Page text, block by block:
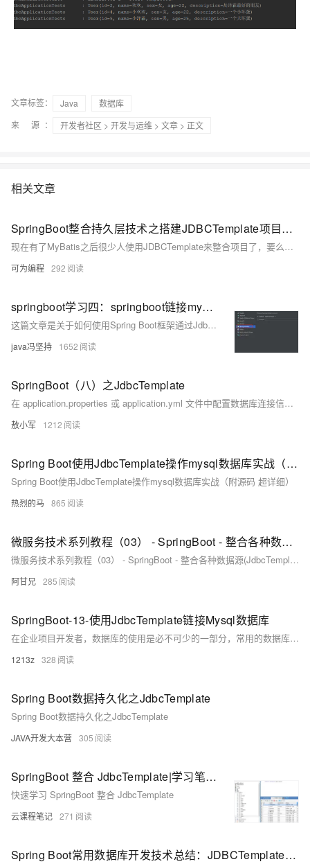
文章标签： Java
数据库
来 源：
开发者社区 > 开发与运维 > 文章 > 正文
相关文章
SpringBoot整合持久层技术之搭建JDBCTemplate项目实战
现在有了MyBatis之后很少人使用JDBCTemplate来整合项目了，要么就是JPA技术，要么就是Mybatis来操作数据库，今天我搭建一个springboot的template项目，看看其和JPA、Mybatis有什么不同的地方，方便大家一起学习。
可为编程 292
springboot学习四：springboot链接mysql数据库，使用JdbcTemplate 操作mysql
这篇文章是关于如何使用Spring Boot框架通过JdbcTemplate操作MySQL数据库的教程。
java冯坚持 1652
SpringBoot（八）之JdbcTemplate
在 application.properties 或 application.yml 文件中配置数据库连接信息。
敖小军 1212
Spring Boot使用JdbcTemplate操作mysql数据库实战（附源码 超详细）
Spring Boot使用JdbcTemplate操作mysql数据库实战（附源码 超详细）
热烈的马 865
微服务技术系列教程（03） - SpringBoot - 整合各种数据源(JdbcTemplate、MyBatis、JPA)
微服务技术系列教程（03） - SpringBoot - 整合各种数据源(JdbcTemplate、MyBatis、JPA)
阿甘兄 285
SpringBoot-13-使用JdbcTemplate链接Mysql数据库
在企业项目开发者，数据库的使用是必不可少的一部分，常用的数据库有mysql、oracle、sqlserver、redis等，我们接下来的几章会介绍SpringBoot中如何使用数据库，本章就介绍使用JdbcTemplate链接mysql。
1213z 328
Spring Boot数据持久化之JdbcTemplate
Spring Boot数据持久化之JdbcTemplate
JAVA开发大本营 305
SpringBoot 整合 JdbcTemplate|学习笔记
快速学习 SpringBoot 整合 JdbcTemplate
云课程笔记 271
Spring Boot常用数据库开发技术总结：JDBCTemplate、JPA、Mybatis